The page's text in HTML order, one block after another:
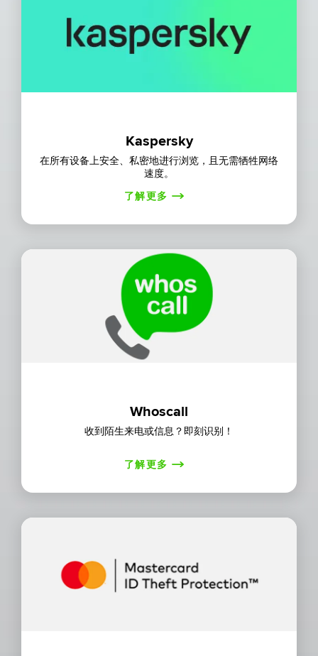
Kaspersky
在所有设备上安全、私密地进行浏览，且无需牺牲网络
速度。
了解更多
Whoscall
收到陌生来电或信息？即刻识别！
了解更多